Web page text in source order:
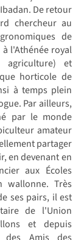
De retour
chercheur au
de
l'Athénée royal
agriculture) et
horticole de
à temps plein
Par ailleurs,
par le monde
amateur
partager
en devenant en
aux Écoles
wallonne. Très
ses pairs, il est
de l'Union
et depuis